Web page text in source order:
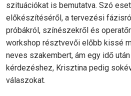
szituációkat is bemutatva. Szó
előkészítéséről, a tervezési
próbákról, színészekről és
workshop résztvevői előbb kissé
neves szakembert, ám egy idő
kérdezéshez, Krisztina pedig
válaszokat.